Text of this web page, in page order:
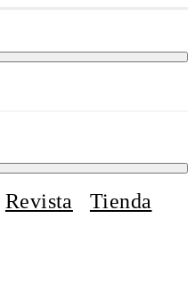
Revista
Tienda